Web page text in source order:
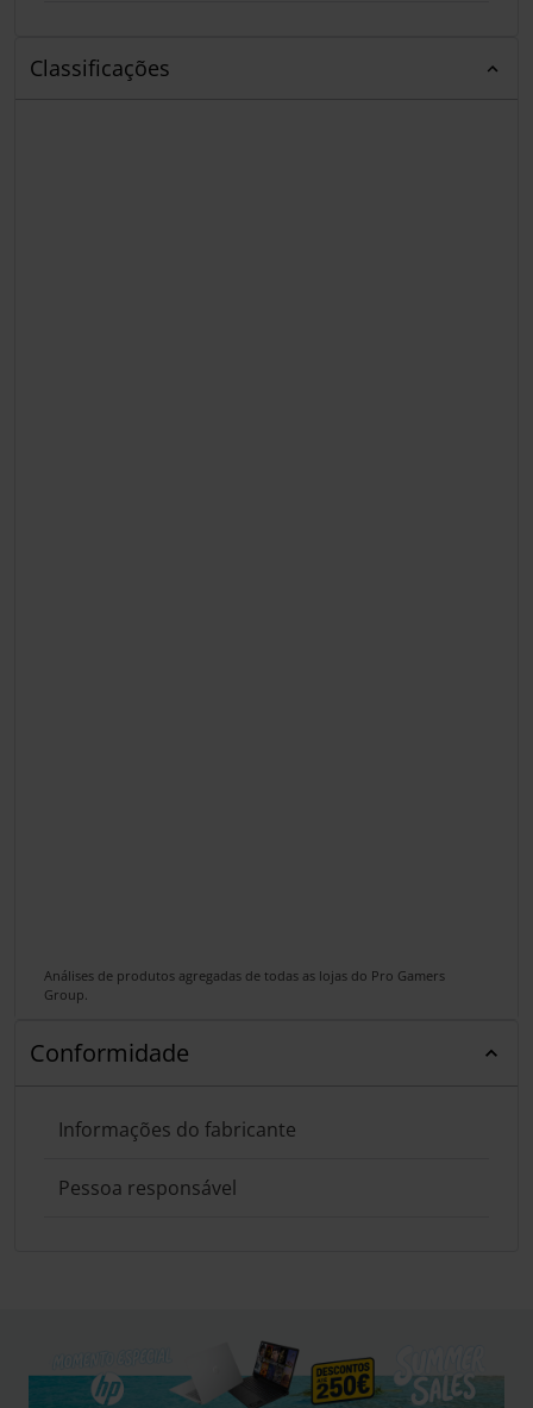
Classificações
Análises de produtos agregadas de todas as lojas do Pro Gamers
Group.
Conformidade
Informações do fabricante
Pessoa responsável